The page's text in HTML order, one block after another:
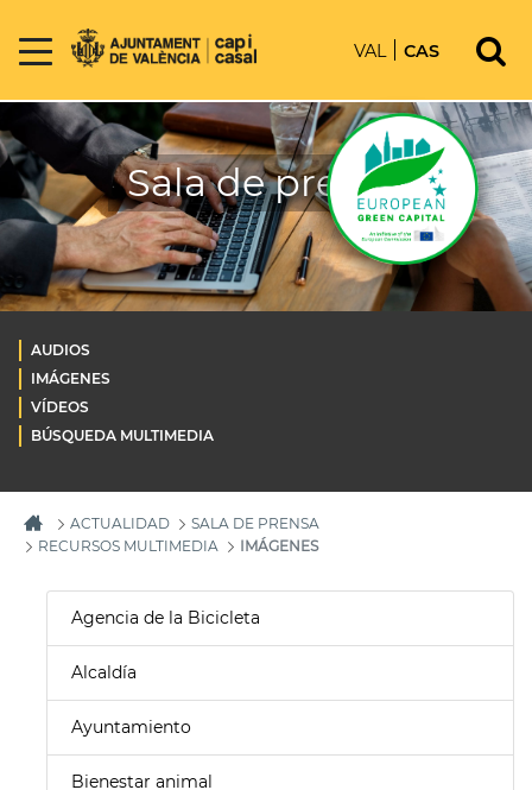
VAL CAS
Sala de prensa
AUDIOS
IMÁGENES
VÍDEOS
BÚSQUEDA MULTIMEDIA
ACTUALIDAD
SALA DE PRENSA
RECURSOS MULTIMEDIA
IMÁGENES
Agencia de la Bicicleta
Alcaldía
Ayuntamiento
Bienestar animal